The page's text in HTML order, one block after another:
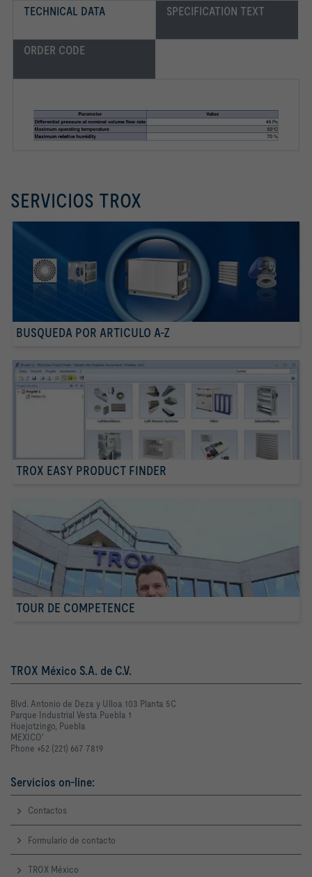
TECHNICAL DATA SPECIFICATION TEXT
ORDER CODE
SERVICIOS TROX
BUSQUEDA POR ARTICULO A-Z
TROX EASY PRODUCT FINDER
TOUR DE COMPETENCE
TROX México S.A. de C.V.
Blvd. Antonio de Deza y Ulloa 103 Planta 5C
Parque Industrial Vesta Puebla 1
Huejotzingo, Puebla
MEXICO'
Phone +52 (221) 667 7819
Servicios on-line:
Contactos
Formulario de contacto
TROX México